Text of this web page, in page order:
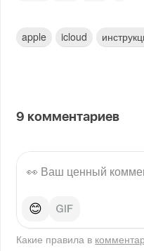
apple icloud
9 комментариев
😊
Какие правила в